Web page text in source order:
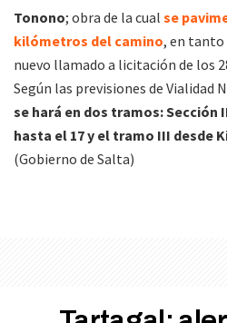
Tonono; obra de la cual se
kilómetros del camino, en tanto
nuevo llamado a licitación de los
Según las previsiones de Vialidad
se hará en dos tramos: Sección
hasta el 17 y el tramo III desde
(Gobierno de Salta)